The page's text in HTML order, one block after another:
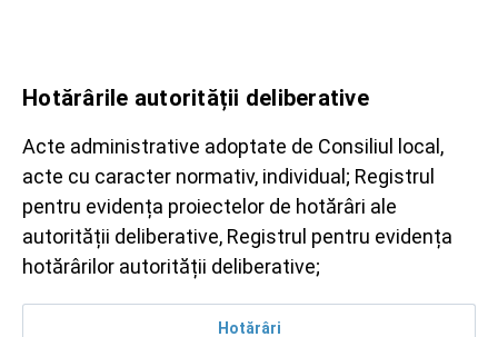
Hotărârile autorității deliberative
Acte administrative adoptate de Consiliul local,
acte cu caracter normativ, individual; Registrul
pentru evidența proiectelor de hotărâri ale
autorității deliberative, Registrul pentru evidența
hotărârilor autorității deliberative;
Hotărâri